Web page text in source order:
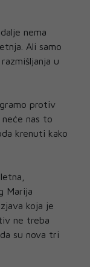
nema
Ali samo
u
protiv
nas to
krenuti kako
Marija
koja je
ne treba
su nova tri